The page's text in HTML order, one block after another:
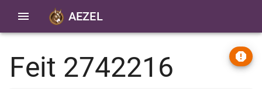
AEZEL
Feit 2742216